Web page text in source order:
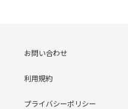
お問い合わせ
利用規約
プライバシーポリシー